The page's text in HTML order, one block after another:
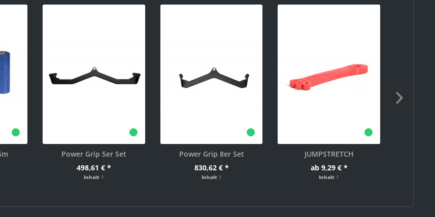
Power Grip 5er Set
498,61 € *
Inhalt 1
Power Grip 8er Set
830,62 € *
Inhalt 1
JUMPSTRETCH
ab 9,29 € *
Inhalt 1